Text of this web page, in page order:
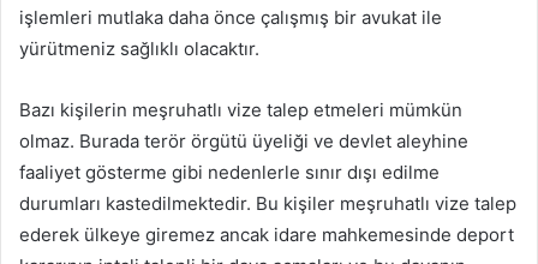
işlemleri mutlaka daha önce çalışmış bir avukat ile
yürütmeniz sağlıklı olacaktır.
Bazı kişilerin meşruhatlı vize talep etmeleri mümkün
olmaz. Burada terör örgütü üyeliği ve devlet aleyhine
faaliyet gösterme gibi nedenlerle sınır dışı edilme
durumları kastedilmektedir. Bu kişiler meşruhatlı vize talep
ederek ülkeye giremez ancak idare mahkemesinde deport